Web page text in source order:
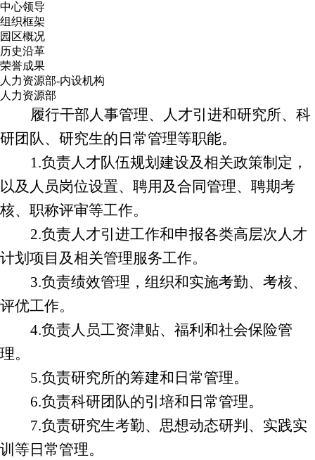
中心领导
组织框架
园区概况
历史沿革
荣誉成果
人力资源部-内设机构
人力资源部
履行干部人事管理、人才引进和研究所、科
研团队、 研究生的日常管理等职能。
1.负责人才队伍规划建设及相关政策制定，
以及 人员岗位设置、聘用及合同管理、聘期考
核、职称评审等工作。
2.负责人才引 进工作和申报各类高层次人才
计划项目及相关管理服务工作。
3.负责绩效管理，组织和实施考勤、 考核、
评优工作。
4.负责人员工资津贴、福利和社会保险管
理。
5.负责研究所的筹建和日常管理。
6.负责科研团队的引培和日常管理。
7.负责研究生考勤、思想动态研判、 实践实
训等日常管理。